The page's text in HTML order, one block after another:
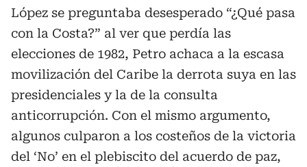
López se preguntaba desesperado “¿Qué pasa
con la Costa?” al ver que perdía las
elecciones de 1982, Petro achaca a la escasa
movilización del Caribe la derrota suya en las
presidenciales y la de la consulta
anticorrupción. Con el mismo argumento,
algunos culparon a los costeños de la victoria
del ‘No’ en el plebiscito del acuerdo de paz,